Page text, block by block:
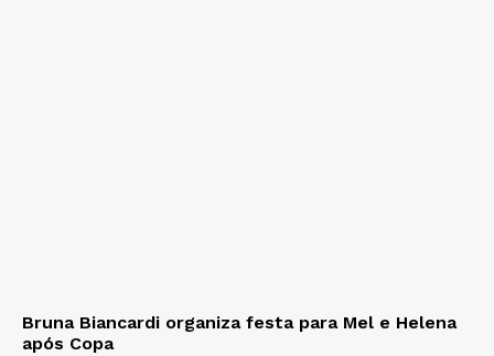
Bruna Biancardi organiza festa para Mel e Helena
após Copa